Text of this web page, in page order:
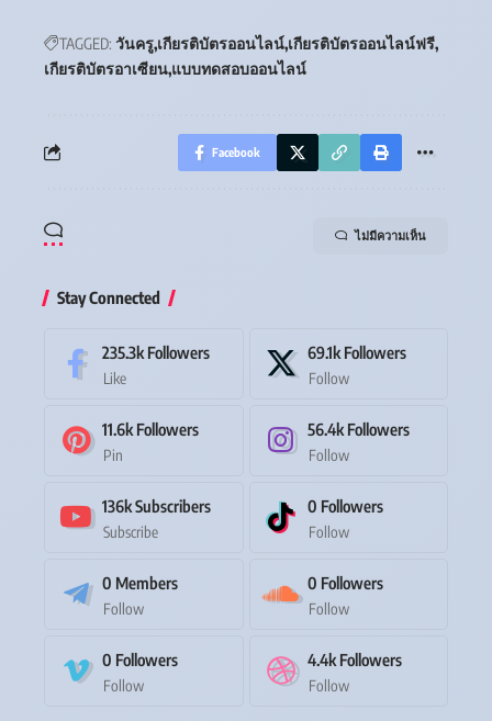
TAGGED: วันครู เกียรติบัตรออนไลน์ เกียรติบัตรออนไลน์ฟรี
เกียรติบัตรอาเซียน แบบทดสอบออนไลน์
Facebook
ไม่มีความเห็น
Stay Connected
235.3k Followers
Like
69.1k Followers
Follow
11.6k Followers
Pin
56.4k Followers
Follow
136kSubscribers
Subscribe
0 Followers
Follow
0 Members
Follow
0 Followers
Follow
0 Followers
Follow
4.4k Followers
Follow